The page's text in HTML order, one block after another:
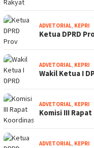
ADVETORIAL, KEPRI
Ketua DPRD
ADVETORIAL, KEPRI
Wakil Ketua I
ADVETORIAL, KEPRI
Komisi III
ADVETORIAL, KEPRI